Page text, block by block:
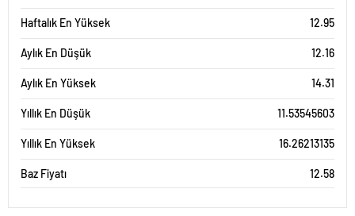
Haftalık En Yüksek 12.95
Aylık En Düşük 12.16
Aylık En Yüksek 14.31
Yıllık En Düşük 11.53545603
Yıllık En Yüksek 16.26213135
Baz Fiyatı 12.58